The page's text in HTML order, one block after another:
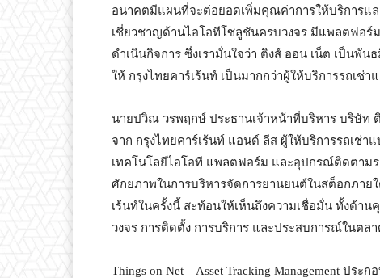
อนาคตมีแผนที่จะต่อยอดเพิ่มคุณค่าการให้บริการแ
เชี่ยวชาญด้านไอโอทีโซลูชันครบวงจร มีแพลตฟอร์
ดำเนินกิจการ ซึ่งเรามั่นใจว่า ติงส์ ออน เน็ต เป็น
ให้ กรุงไทยคาร์เร้นท์ เป็นมากกว่าผู้ให้บริการรถเช่
นายปวิณ วรพฤกษ์ ประธานเจ้าหน้าที่บริหาร บริษัท
จาก กรุงไทยคาร์เร้นท์ แอนด์ ลีส ผู้ให้บริการรถเช่
เทคโนโลยีไอโอที แพลตฟอร์ม และอุปกรณ์ติดตามร
ศักยภาพในการบริหารจัดการยานยนต์ในสต็อกภายใ
เร้นท์ในครั้งนี้ สะท้อนให้เห็นถึงความเชื่อมั่น ทั้งด้า
วงจร การติดตั้ง การบริการ และประสบการณ์ในตล
Things on Net – Asset Tracking Management